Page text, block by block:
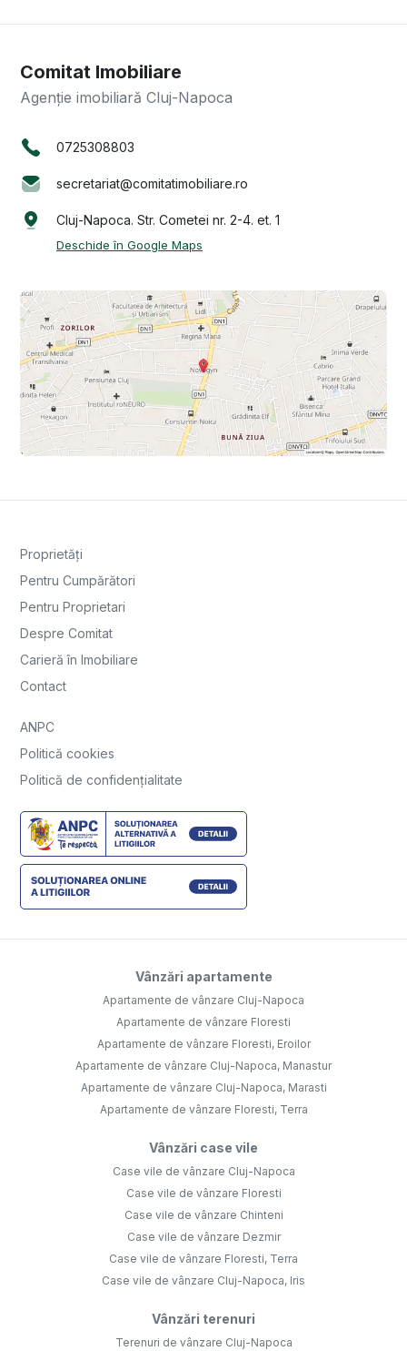
Comitat Imobiliare
Agenție imobiliară Cluj-Napoca
0725308803
secretariat@comitatimobiliare.ro
Cluj-Napoca. Str. Cometei nr. 2-4. et. 1
Deschide în Google Maps
Proprietăți
Pentru Cumpărători
Pentru Proprietari
Despre Comitat
Carieră în Imobiliare
Contact
ANPC
Politică cookies
Politică de confidențialitate
Vânzări apartamente
Apartamente de vânzare Cluj-Napoca
Apartamente de vânzare Floresti
Apartamente de vânzare Floresti, Eroilor
Apartamente de vânzare Cluj-Napoca, Manastur
Apartamente de vânzare Cluj-Napoca, Marasti
Apartamente de vânzare Floresti, Terra
Vânzări case vile
Case vile de vânzare Cluj-Napoca
Case vile de vânzare Floresti
Case vile de vânzare Chinteni
Case vile de vânzare Dezmir
Case vile de vânzare Floresti, Terra
Case vile de vânzare Cluj-Napoca, Iris
Vânzări terenuri
Terenuri de vânzare Cluj-Napoca